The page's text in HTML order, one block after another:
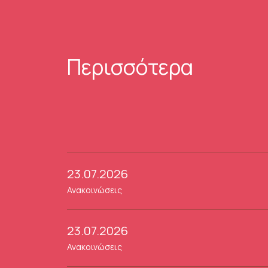
Περισσότερα
23.07.2026
Ανακοινώσεις
23.07.2026
Ανακοινώσεις